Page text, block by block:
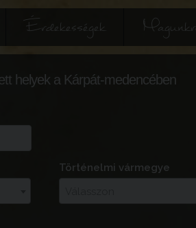
Érdekességek
helyek a Kárpát-medencében
Történelmi vármegye